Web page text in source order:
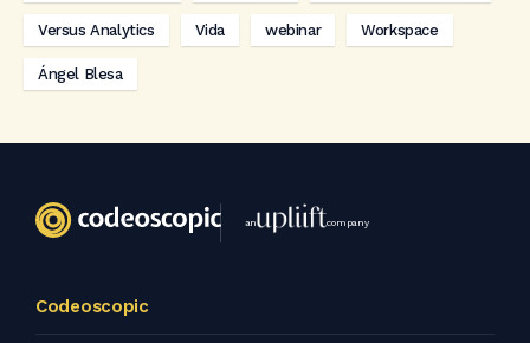
Versus Analytics Vida webinar Workspace
Ángel Blesa
an company
Codeoscopic